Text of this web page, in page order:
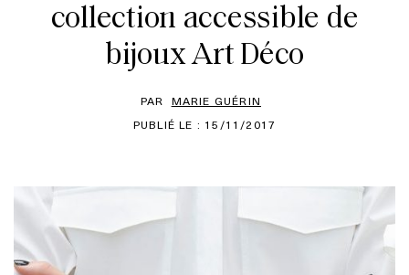
collection accessible de
bijoux Art Déco
PAR MARIE GUÉRIN
PUBLIÉ LE : 15/11/2017